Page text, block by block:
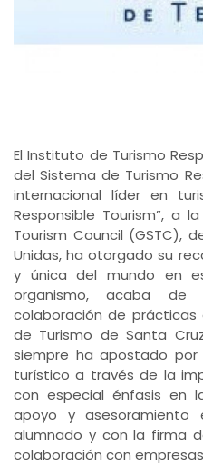
El Instituto de Turismo
del Sistema de Turismo
internacional líder en
Responsible Tourism”, a
Tourism Council (GSTC),
Unidas, ha otorgado su
y única del mundo en
organismo, acaba
colaboración de prácticas
de Turismo de Santa
siempre ha apostado
turístico a través de la
con especial énfasis en
apoyo y
alumnado y con la firma
colaboración con